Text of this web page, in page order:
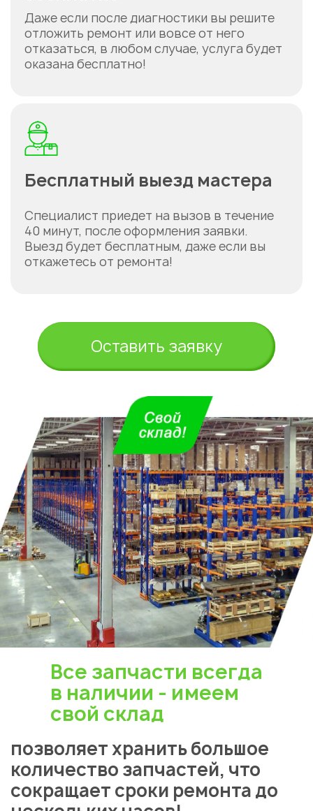
Даже если после диагностики вы решите
отложить ремонт или вовсе от него
отказаться, в любом случае, услуга будет
оказана бесплатно!
Бесплатный выезд мастера
Специалист приедет на вызов в течение
40 минут, после оформления заявки.
Выезд будет бесплатным, даже если вы
откажетесь от ремонта!
Оставить заявку
Все запчасти всегда
в наличии - имеем
свой склад
позволяет хранить большое
количество запчастей, что
сокращает сроки ремонта до
Укажите из какого вы